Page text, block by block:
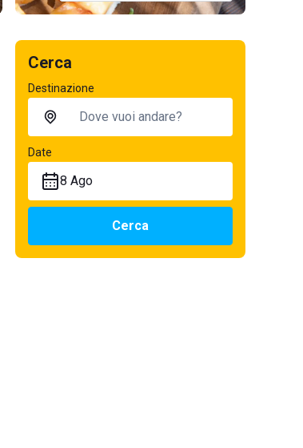
Cerca
Destinazione
Date
8 Ago
Cerca